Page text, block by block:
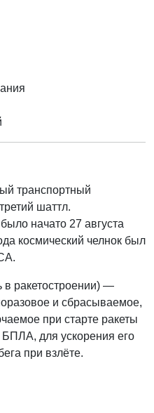
транспортный
шаттл.
начато 27 августа
космический челнок был
в ракетостроении) —
и сбрасываемое,
при старте ракеты
БПЛА, для ускорения его
при взлёте.